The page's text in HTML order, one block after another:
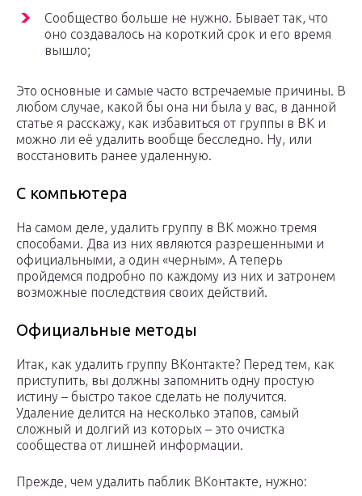
Сообщество больше не нужно. Бывает так, что
оно создавалось на короткий срок и его время
вышло;
Это основные и самые часто встречаемые причины. В
любом случае, какой бы она ни была у вас, в данной
статье я расскажу, как избавиться от группы в ВК и
можно ли её удалить вообще бесследно. Ну, или
восстановить ранее удаленную.
С компьютера
На самом деле, удалить группу в ВК можно тремя
способами. Два из них являются разрешенными и
официальными, а один «черным». А теперь
пройдемся подробно по каждому из них и затронем
возможные последствия своих действий.
Официальные методы
Итак, как удалить группу ВКонтакте? Перед тем, как
приступить, вы должны запомнить одну простую
истину – быстро такое сделать не получится.
Удаление делится на несколько этапов, самый
сложный и долгий из которых – это очистка
сообщества от лишней информации.
Прежде, чем удалить паблик ВКонтакте, нужно: